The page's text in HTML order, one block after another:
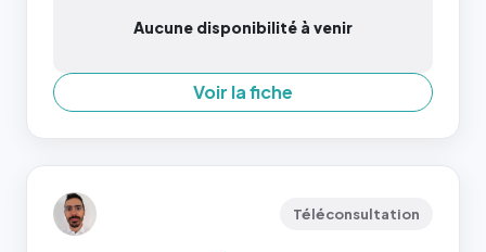
Aucune disponibilité à venir
Voir la fiche
Téléconsultation